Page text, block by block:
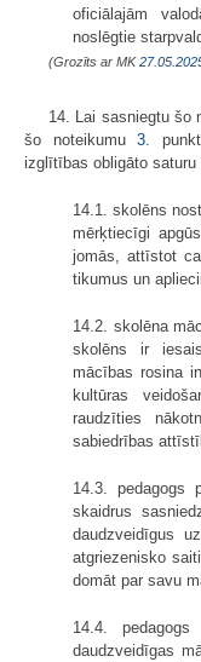
oficiālajām
noslēgtie
(Grozīts ar MK
14. Lai sasniegtu šo
šo noteikumu3.
izglītības obligāto
14.1. skolēns
mērķtiecīgi
jomās, attīstot
tikumus un
14.2. skolēna
skolēns ir
mācības rosina
kultūras
raudzīties
sabiedrības
14.3. pedagogs
skaidrus
daudzveidīgus
atgriezenisko
domāt par savu
14.4.
daudzveidīgas